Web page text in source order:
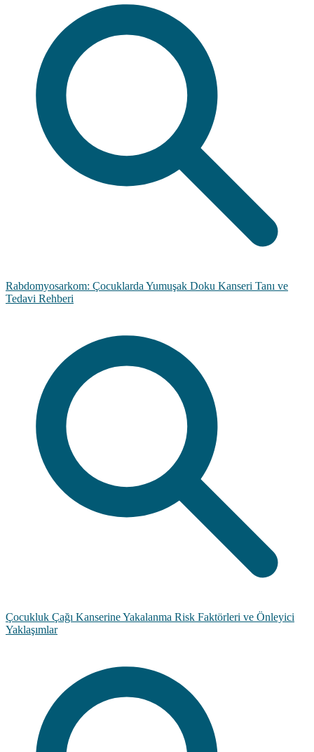
Rabdomyosarkom: Çocuklarda Yumuşak Doku Kanseri Tanı ve
Tedavi Rehberi
Çocukluk Çağı Kanserine Yakalanma Risk Faktörleri ve Önleyici
Yaklaşımlar